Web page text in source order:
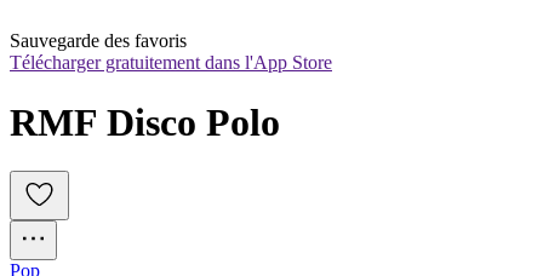
Sauvegarde des favoris
Télécharger gratuitement dans l'App Store
RMF Disco Polo
Pop